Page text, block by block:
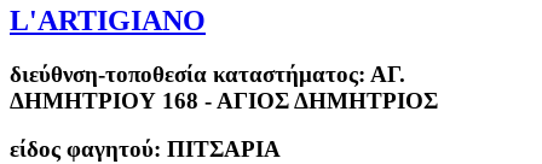
L'ARTIGIANO
διεύθνση-τοποθεσία καταστήματος: ΑΓ.
ΔΗΜΗΤΡΙΟΥ 168 - ΑΓΙΟΣ ΔΗΜΗΤΡΙΟΣ
είδος φαγητού: ΠΙΤΣΑΡΙΑ